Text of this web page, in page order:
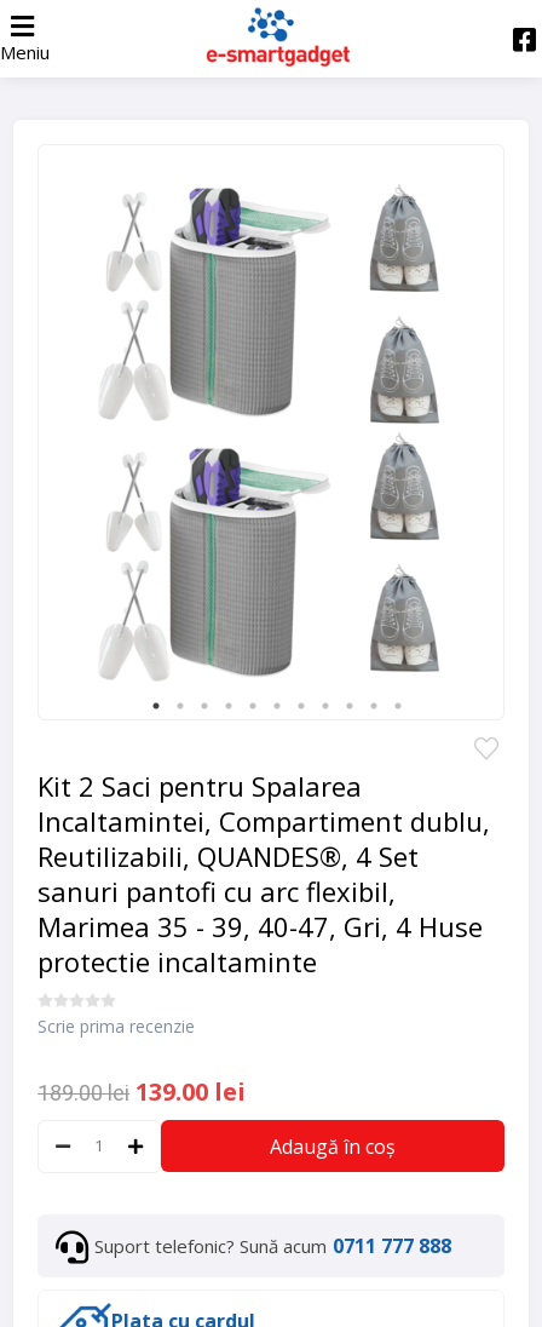
Meniu
Kit 2 Saci pentru Spalarea
Incaltamintei, Compartiment dublu,
Reutilizabili, QUANDES®, 4 Set
sanuri pantofi cu arc flexibil,
Marimea 35 - 39, 40-47, Gri, 4 Huse
protectie incaltaminte
Scrie prima recenzie
189.00 lei 139.00 lei
Adaugă în coș
Suport telefonic? Sună acum 0711 777 888
Plata cu cardul